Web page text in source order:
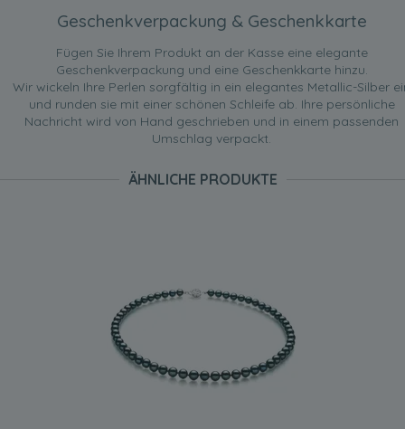
Geschenkverpackung & Geschenkkarte
Fügen Sie Ihrem Produkt an der Kasse eine elegante
Geschenkverpackung und eine Geschenkkarte hinzu.
Wir wickeln Ihre Perlen sorgfältig in ein elegantes Metallic-Silber
und runden sie mit einer schönen Schleife ab. Ihre persönliche
Nachricht wird von Hand geschrieben und in einem passenden
Umschlag verpackt.
ÄHNLICHE PRODUKTE